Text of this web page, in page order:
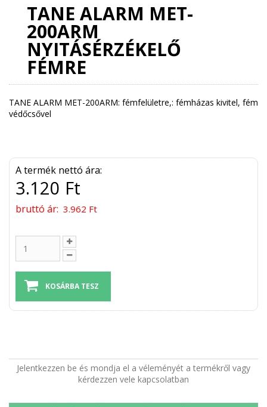
TANE ALARM MET-
200ARM
NYITÁSÉRZÉKELŐ
FÉMRE
TANE ALARM MET-200ARM: fémfelületre,: fémházas kivitel, fém
védőcsővel
A termék nettó ára:
3.120 Ft
bruttó ár: 3.962 Ft
Jelentkezzen be és mondja el a véleményét a termékről vagy
kérdezzen vele kapcsolatban